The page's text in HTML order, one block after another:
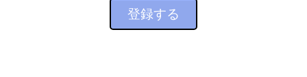
登録する